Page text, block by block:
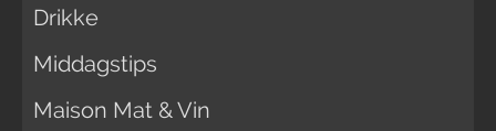
Drikke
Middagstips
Maison Mat & Vin